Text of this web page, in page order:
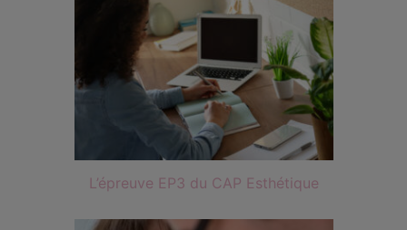
L’épreuve EP3 du CAP Esthétique